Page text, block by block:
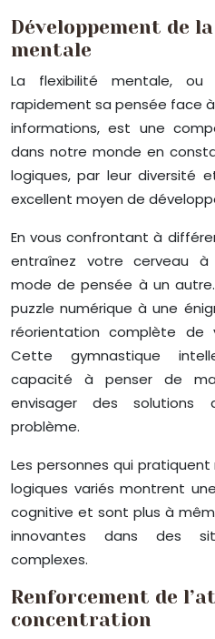
Développement de
mentale
La flexibilité mentale,
rapidement sa pensée face
informations, est une
dans notre monde en
logiques, par leur diversité
excellent moyen de
En vous confrontant à
entraînez votre cerveau à
mode de pensée à un autre.
puzzle numérique à une
réorientation complète de
Cette gymnastique
capacité à penser de
envisager des
problème.
Les personnes qui
logiques variés montrent
cognitive et sont plus à
innovantes dans des
complexes.
Renforcement de
concentration